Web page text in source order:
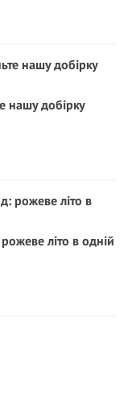
нашу добірку
літо в одній